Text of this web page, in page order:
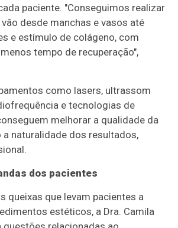
paciente. "Conseguimos realizar
desde manchas e vasos até
e estímulo de colágeno, com
tempo de recuperação",
como lasers, ultrassom
e tecnologias de
melhorar a qualidade da
a naturalidade dos resultados,
dos pacientes
queixas que levam pacientes a
estéticos, a Dra. Camila